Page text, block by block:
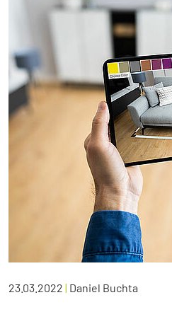
23.03.2022 | Daniel Buchta